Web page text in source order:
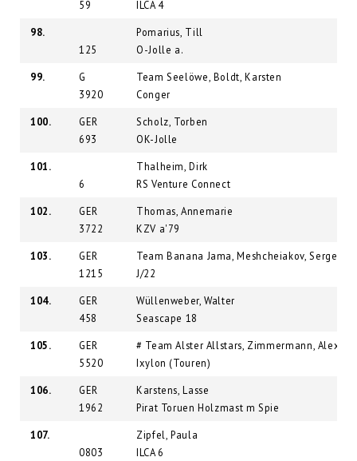
59 ILCA 4
98.
125
Pomarius, Till
O-Jolle a.
99.
G
3920
Team Seelöwe, Boldt, Karsten
Conger
100.
GER
693
Scholz, Torben
OK-Jolle
101.
6
Thalheim, Dirk
RS Venture Connect
102.
GER
3722
Thomas, Annemarie
KZV a'79
103.
GER
1215
Team Banana Jama, Meshcheiakov, Sergei
J/22
104.
GER
458
Wüllenweber, Walter
Seascape 18
105.
GER
5520
# Team Alster Allstars, Zimmermann, Alex
Ixylon (Touren)
106.
GER
1962
Karstens, Lasse
Pirat Toruen Holzmast m Spie
107.
0803
Zipfel, Paula
ILCA 6